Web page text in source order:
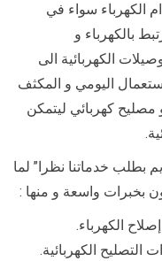
الكهرباء سواء في
بالكهرباء و
الكهربائية الى
اليومي و المكثف
مصليح كهربائي ليتمكن
بطلب خدماتنا نظرا” لما
بخبرات واسعة و منها :
الكهرباء.
الكهربائية.